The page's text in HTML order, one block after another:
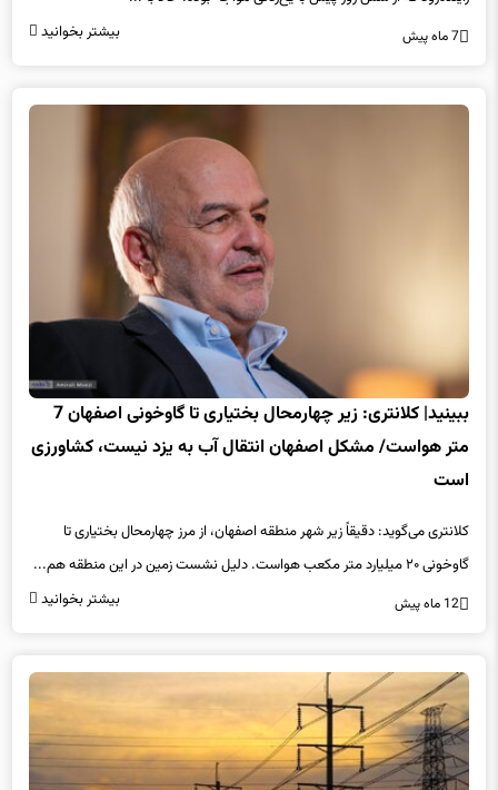
7 ماه پیش بیشتر بخوانید
ببینید| کلانتری: زیر چهارمحال بختیاری تا گاوخونی اصفهان 7
متر هواست/ مشکل اصفهان انتقال آب به یزد نیست، کشاورزی
است
کلانتری می‌گوید: دقیقاً زیر شهر منطقه اصفهان، از مرز چهارمحال بختیاری تا
گاوخونی ۲۰ میلیارد متر مکعب هواست. دلیل نشست زمین در این منطقه هم...
12 ماه پیش بیشتر بخوانید